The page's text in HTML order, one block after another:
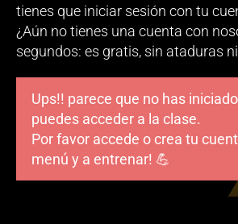
tienes que iniciar sesión con tu
¿Aún no tienes una cuenta con
segundos: es gratis, sin ataduras
Ups!! parece que no has
puedes acceder a la clase.
Por favor accede o crea tu
menú y a entrenar! 💪